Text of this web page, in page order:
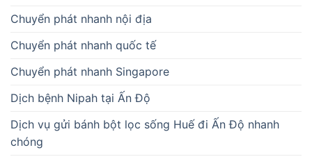
Chuyển phát nhanh nội địa
Chuyển phát nhanh quốc tế
Chuyển phát nhanh Singapore
Dịch bệnh Nipah tại Ấn Độ
Dịch vụ gửi bánh bột lọc sống Huế đi Ấn Độ nhanh
chóng